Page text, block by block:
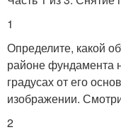
1
Определите, какой
районе фундамента
градусах от его
изображении.
2